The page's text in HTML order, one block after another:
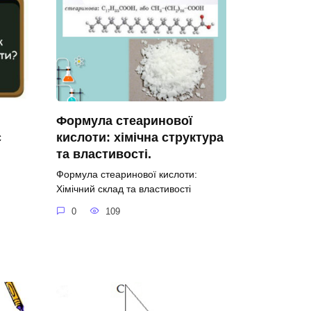
Формула стеаринової
кислоти: хімічна структура
та властивості.
Формула стеаринової кислоти:
Хімічний склад та властивості
0 109